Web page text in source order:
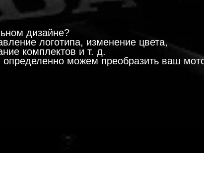
дизайне?
логотипа, изменение цвета,
комплектов и т. д.
можем преобразить ваш